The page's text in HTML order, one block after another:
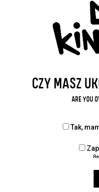
CZY MASZ
ARE YOU
Tak,